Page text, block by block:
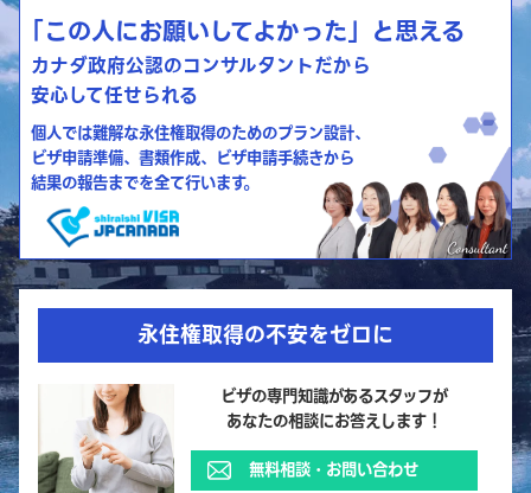
「この人にお願いしてよかった」と思える
カナダ政府公認のコンサルタントだから
安心して任せられる
個人では難解な永住権取得のためのプラン設計、
ビザ申請準備、書類作成、ビザ申請手続きから
結果の報告までを全て行います。
永住権取得の不安をゼロに
ビザの専門知識があるスタッフが
あなたの相談にお答えします！
無料相談・お問い合わせ